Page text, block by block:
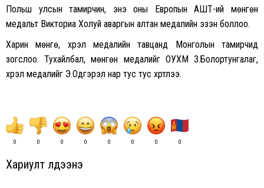
Польш улсын тамирчин, энэ оны Европын АШТ-ий мөнгөн
медальт Викториа Холуй аваргын алтан медалийн эзэн боллоо.
Харин мөнгө, хүрэл медалийн тавцанд Монголын тамирчид
зогслоо. Тухайлбал, мөнгөн медалийг ОУХМ З.Болортунгалаг,
хүрэл медалийг Э.Одгэрэл нар тус тус хүртлээ.
0 0 0 0 0 0 0 0
Хариулт үлдээнэ үү